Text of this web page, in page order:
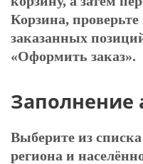
Корзина,
заказанных
«Оформить заказ».
Заполнение
Выберите из
региона и